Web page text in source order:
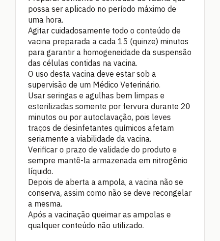
possa ser aplicado no período máximo de
uma hora.
Agitar cuidadosamente todo o conteúdo de
vacina preparada a cada 15 (quinze) minutos
para garantir a homogeneidade da suspensão
das células contidas na vacina.
O uso desta vacina deve estar sob a
supervisão de um Médico Veterinário.
Usar seringas e agulhas bem limpas e
esterilizadas somente por fervura durante 20
minutos ou por autoclavação, pois leves
traços de desinfetantes químicos afetam
seriamente a viabilidade da vacina.
Verificar o prazo de validade do produto e
sempre mantê-la armazenada em nitrogênio
líquido.
Depois de aberta a ampola, a vacina não se
conserva, assim como não se deve recongelar
a mesma.
Após a vacinação queimar as ampolas e
qualquer conteúdo não utilizado.